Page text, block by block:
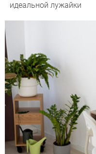
идеальной лужайки